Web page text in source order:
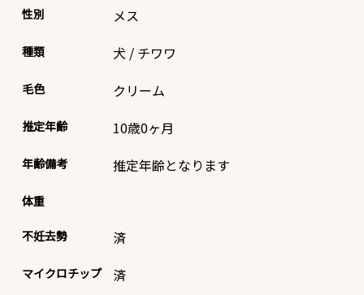
性別 メス
種類 犬 / チワワ
毛色 クリーム
推定年齢 10歳0ヶ月
年齢備考 推定年齢となります
体重
不妊去勢 済
マイクロチップ 済